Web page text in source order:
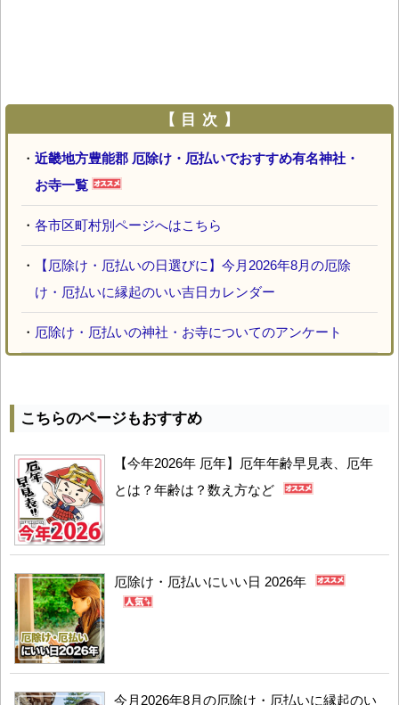
【 目 次 】
・ 近畿地方豊能郡 厄除け・厄払いでおすすめ有名神社・
お寺一覧
・ 各市区町村別ページへはこちら
・
【厄除け・厄払いの日選びに】今月2026年8月の厄除
け・厄払いに縁起のいい吉日カレンダー
・ 厄除け・厄払いの神社・お寺についてのアンケート
こちらのページもおすすめ
【今年2026年 厄年】厄年年齢早見表、厄年
とは？年齢は？数え方など
厄除け・厄払いにいい日 2026年
今月2026年8月の厄除け・厄払いに縁起のい